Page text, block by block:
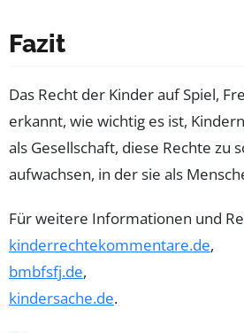
Fazit
Das Recht der Kinder auf Spiel,
erkannt, wie wichtig es ist,
als Gesellschaft, diese Rechte
aufwachsen, in der sie als
Für weitere Informationen und
kinderrechtekommentare.de,
bmbfsfj.de,
kindersache.de.